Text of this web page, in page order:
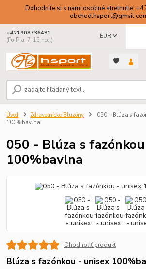
Dohodnite si s nami osobné stretnutie:
EUR
+421908736431
(Po-Pia, 7-15 hod.)
Úvod Zdravotnícke Bluzóny
050 - Blúza s
100%bavlna
050 - Blúza s
100%bavlna
Ohodnotiť produkt
Blúza s fazónkou - unisex